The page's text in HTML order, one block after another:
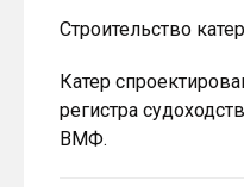
Строительство
Катер
регистра
ВМФ.